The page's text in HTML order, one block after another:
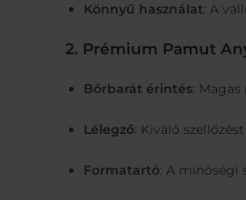
Könnyű használat: A
2. Prémium Pamut
Bőrbarát érintés:
Lélegző: Kiváló
Formatartó: A minőségi